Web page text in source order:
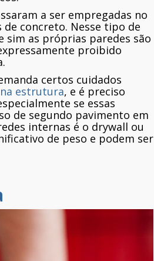
a ser empregadas no
de concreto. Nesse tipo de
sim as próprias paredes são
proibido
certos cuidados
estrutura, e é preciso
se essas
de segundo pavimento em
internas é o drywall ou
de peso e podem ser